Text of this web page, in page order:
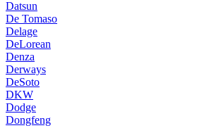
Datsun
De Tomaso
Delage
DeLorean
Denza
Derways
DeSoto
DKW
Dodge
Dongfeng